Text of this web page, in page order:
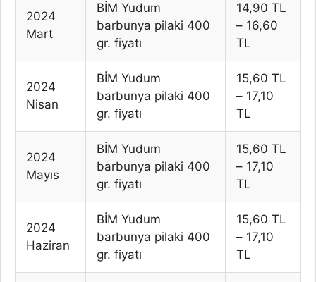
2024
Mart
BİM Yudum
barbunya pilaki 400
gr. fiyatı
14,90 TL
– 16,60
TL
2024
Nisan
BİM Yudum
barbunya pilaki 400
gr. fiyatı
15,60 TL
– 17,10
TL
2024
Mayıs
BİM Yudum
barbunya pilaki 400
gr. fiyatı
15,60 TL
– 17,10
TL
2024
Haziran
BİM Yudum
barbunya pilaki 400
gr. fiyatı
15,60 TL
– 17,10
TL